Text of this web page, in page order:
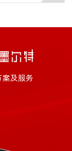
及服务